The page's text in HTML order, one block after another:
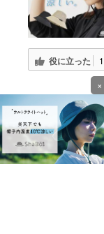
役に立った 1
​7
×